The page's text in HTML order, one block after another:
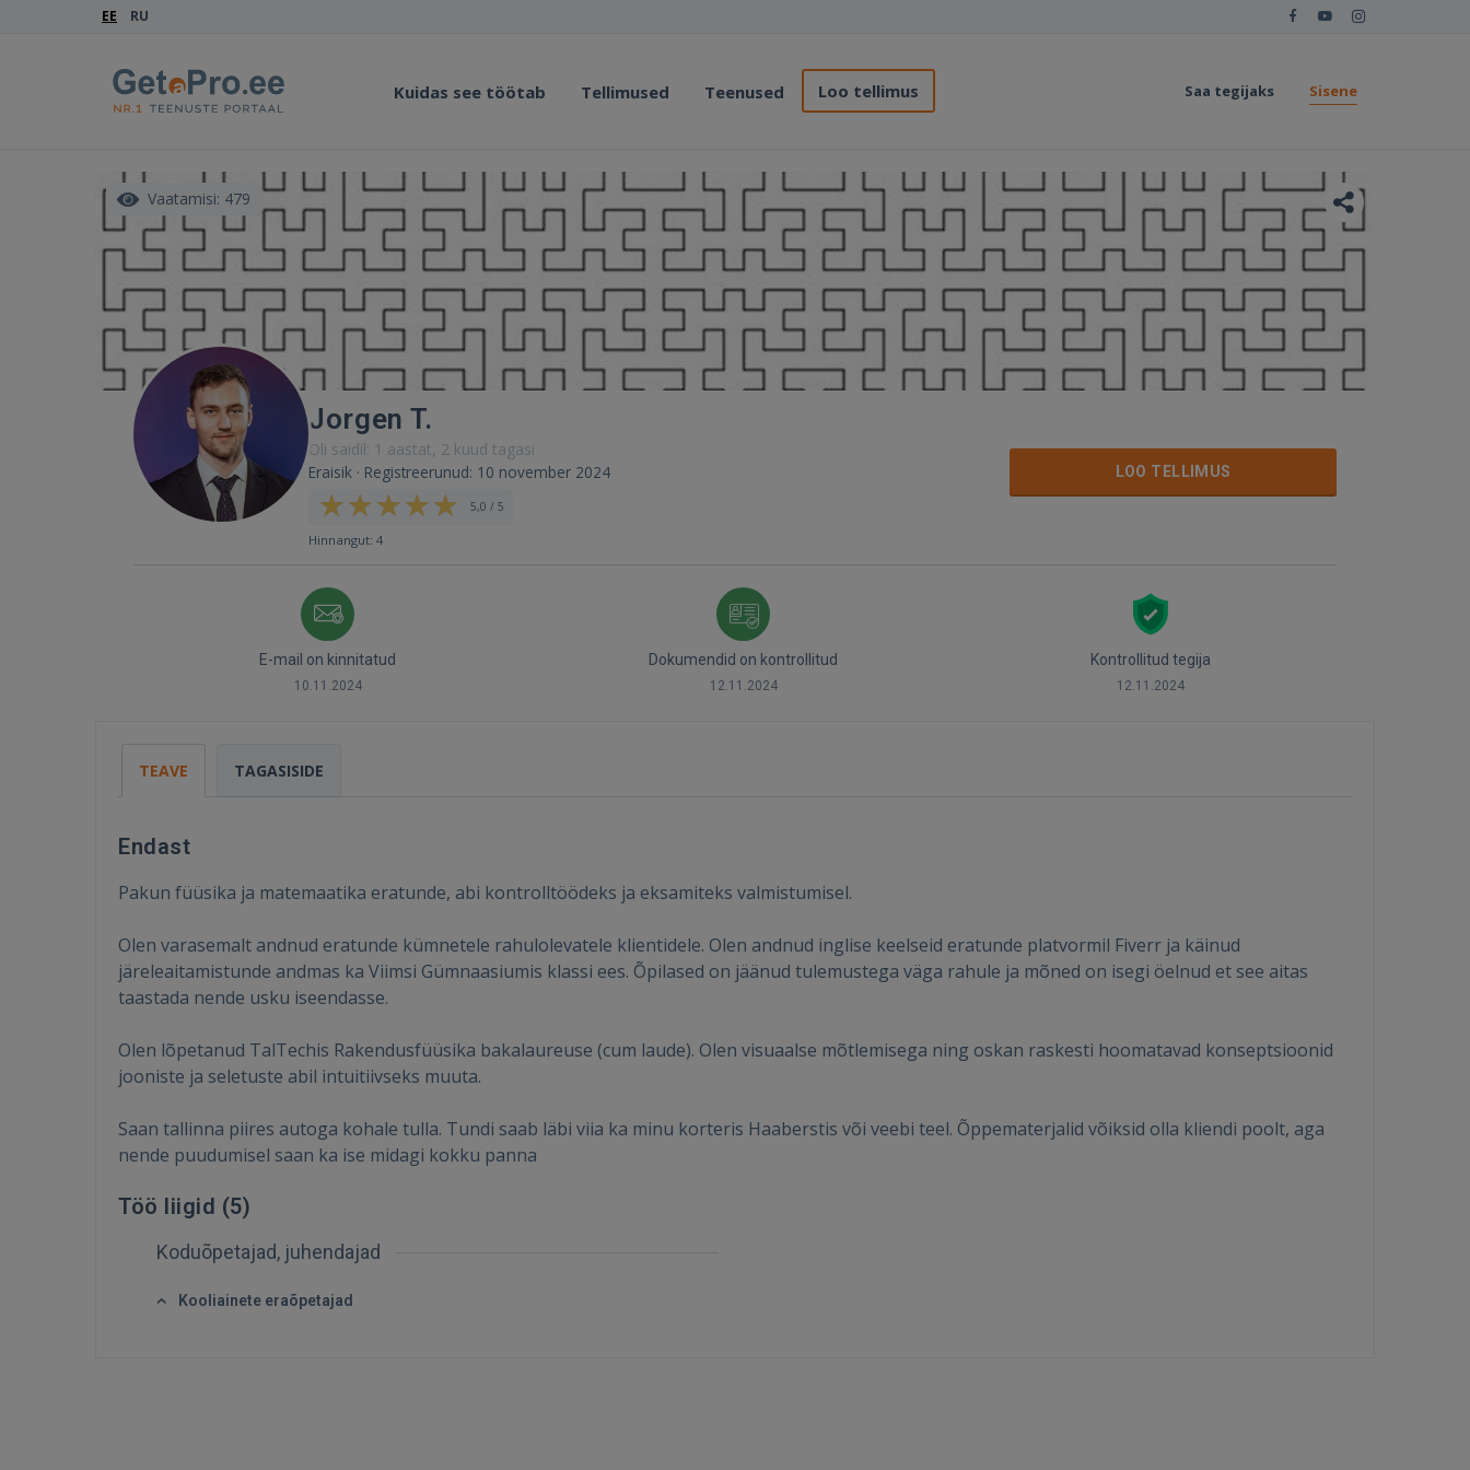
EE RU
Kuidas see töötab Tellimused Teenused Loo tellimus Saa tegijaks Sisene
Sisene
Unustasite parooli? Jäta mind meelde
Vaatamisi: 479
Jorgen T.
Oli saidil: 1 aastat, 2 kuud tagasi
Eraisik · Registreerunud: 10 november 2024
5,0 / 5
Hinnangut: 4
LOO TELLIMUS
E-mail on kinnitatud
10.11.2024
Dokumendid on kontrollitud
12.11.2024
Kontrollitud tegija
12.11.2024
TEAVE TAGASISIDE
Endast
Pakun füüsika ja matemaatika eratunde, abi kontrolltöödeks ja eksamiteks valmistumisel.
Olen varasemalt andnud eratunde kümnetele rahulolevatele klientidele. Olen andnud inglise keelseid eratunde platvormil Fiverr ja käinud
järeleaitamistunde andmas ka Viimsi Gümnaasiumis klassi ees. Õpilased on jäänud tulemustega väga rahule ja mõned on isegi öelnud et see aitas
taastada nende usku iseendasse.
Olen lõpetanud TalTechis Rakendusfüüsika bakalaureuse (cum laude). Olen visuaalse mõtlemisega ning oskan raskesti hoomatavad konseptsioonid
jooniste ja seletuste abil intuitiivseks muuta.
Saan tallinna piires autoga kohale tulla. Tundi saab läbi viia ka minu korteris Haaberstis või veebi teel. Õppematerjalid võiksid olla kliendi poolt, aga
nende puudumisel saan ka ise midagi kokku panna
Töö liigid (5)
Koduõpetajad, juhendajad
Kooliainete eraõpetajad